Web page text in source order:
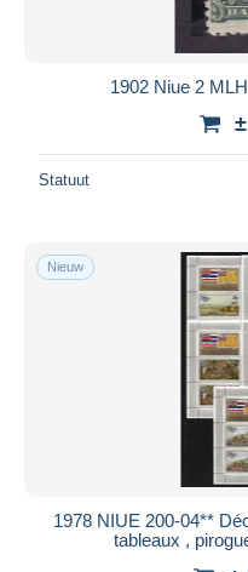
1902 Niue 2
Statuut
Nieuw
1978 NIUE 200-04**
tableaux ,